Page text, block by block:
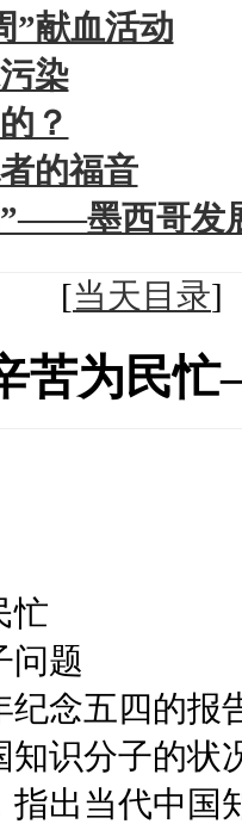
”献血活动
染
？
的福音
墨西哥发
[当天目录
苦为民
题
纪念五四的报
知识分子的状
指出当代中国